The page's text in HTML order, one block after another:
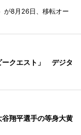
が8月26日、移転オー
ークエスト」 デジタ
翔平選手の等身大黄